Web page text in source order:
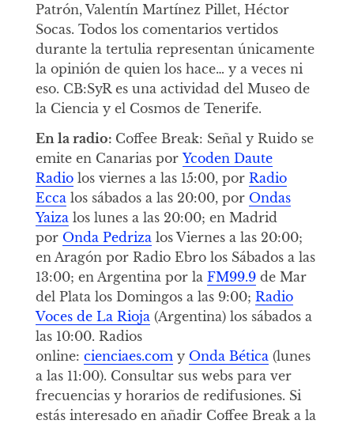
Patrón, Valentín Martínez Pillet, Héctor
Socas. Todos los comentarios vertidos
durante la tertulia representan únicamente
la opinión de quien los hace… y a veces ni
eso. CB:SyR es una actividad del Museo de
la Ciencia y el Cosmos de Tenerife.
En la radio: Coffee Break: Señal y Ruido se
emite en Canarias por Ycoden Daute
Radiolos viernes a las 15:00, por Radio
Ecca los sábados a las 20:00, por Ondas
Yaiza los lunes a las 20:00; en Madrid
por Onda Pedriza los Viernes a las 20:00;
en Aragón por Radio Ebro los Sábados a las
13:00; en Argentina por la FM99.9de Mar
del Plata los Domingos a las 9:00; Radio
Voces de La Rioja (Argentina) los sábados a
las 10:00. Radios
online: cienciaes.com y Onda Bética (lunes
a las 11:00). Consultar sus webs para ver
frecuencias y horarios de redifusiones. Si
estás interesado en añadir Coffee Break a la